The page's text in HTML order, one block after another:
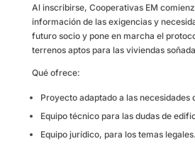
Al inscribirse, Cooperativas EM
información de las exigencias y
futuro socio y pone en marcha el
terrenos aptos para las viviendas
Qué ofrece:
Proyecto adaptado a las necesidades
Equipo técnico para las dudas de
Equipo jurídico, para los temas legales.